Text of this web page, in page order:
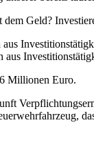
Geld?
aus
Millionen Euro.